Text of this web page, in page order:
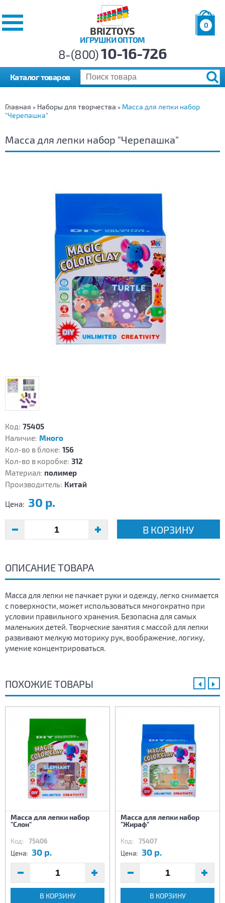
BRIZTOYS
ИГРУШКИ ОПТОМ
0
р.
8-(800)10-16-726
Каталог товаров
Главная » Наборы для творчества » Масса для лепки набор
"Черепашка"
Масса для лепки набор "Черепашка"
Код: 75405
Наличие: Много
Кол-во в блоке: 156
Кол-во в коробке: 312
Материал: полимер
Производитель: Китай
Цена: 30 р.
В КОРЗИНУ
ОПИСАНИЕ ТОВАРА
Масса для лепки не пачкает руки и одежду, легко снимается
с поверхности, может использоваться многократно при
условии правильного хранения. Безопасна для самых
маленьких детей. Творческие занятия с массой для лепки
развивают мелкую моторику рук, воображение, логику,
умение концентрироваться.
ПОХОЖИЕ ТОВАРЫ
Масса для лепки набор
"Слон"
Код: 75406
Цена: 30 р.
В КОРЗИНУ
Масса для лепки набор
"Жираф"
Код: 75407
Цена: 30 р.
В КОРЗИНУ